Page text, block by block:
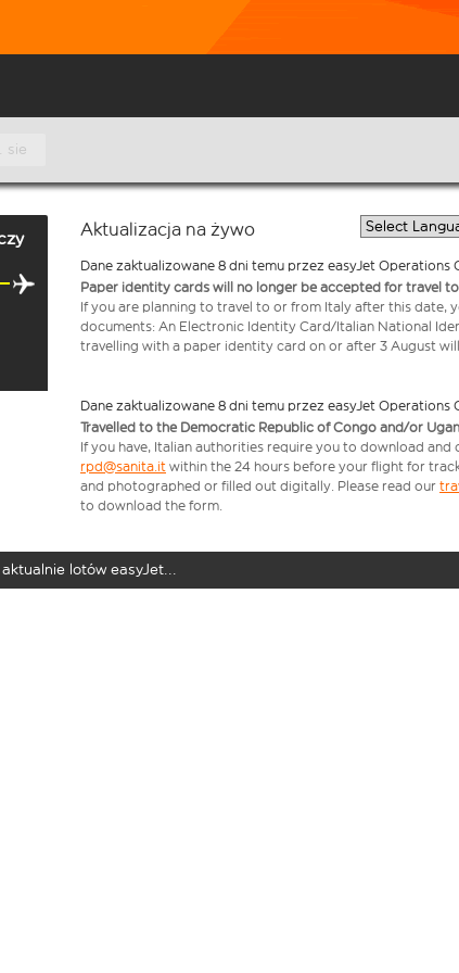
sie
Aktualizacja na żywo
Dane zaktualizowane 8 dni temu przez easyJet Operations
Paper identity cards will no longer be accepted for travel
If you are planning to travel to or from Italy after this date,
documents: An Electronic Identity Card/Italian National
travelling with a paper identity card on or after 3 August
Dane zaktualizowane 8 dni temu przez easyJet Operations
Travelled to the Democratic Republic of Congo and/or
If you have, Italian authorities require you to download
rpd@sanita.it within the 24 hours before your flight for
and photographed or filled out digitally. Please read our
to download the form.
lotów easyJet...